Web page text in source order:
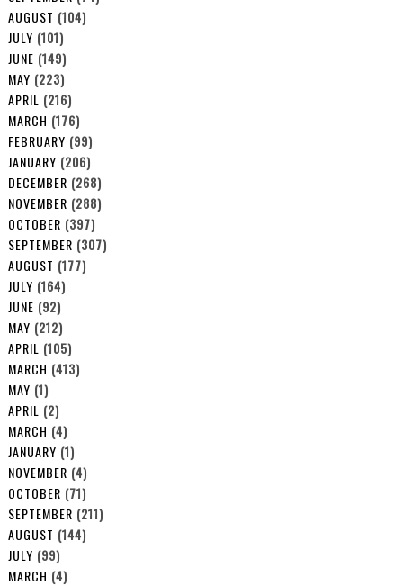
AUGUST (104)
JULY (101)
JUNE (149)
MAY (223)
APRIL (216)
MARCH (176)
FEBRUARY (99)
JANUARY (206)
DECEMBER (268)
NOVEMBER (288)
OCTOBER (397)
SEPTEMBER (307)
AUGUST (177)
JULY (164)
JUNE (92)
MAY (212)
APRIL (105)
MARCH (413)
MAY (1)
APRIL (2)
MARCH (4)
JANUARY (1)
NOVEMBER (4)
OCTOBER (71)
SEPTEMBER (211)
AUGUST (144)
JULY (99)
MARCH (4)